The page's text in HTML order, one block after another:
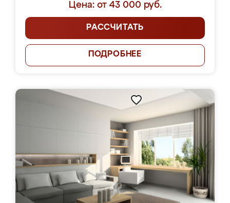
Цена: от 43 000 руб.
РАССЧИТАТЬ
ПОДРОБНЕЕ